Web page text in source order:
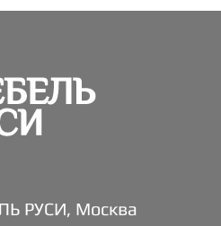
РУСИ, Москва